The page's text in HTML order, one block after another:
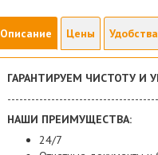
Описание Цены
ГАРАНТИРУЕМ ЧИСТОТУ И
НАШИ ПРЕИМУЩЕСТВА:
24/7